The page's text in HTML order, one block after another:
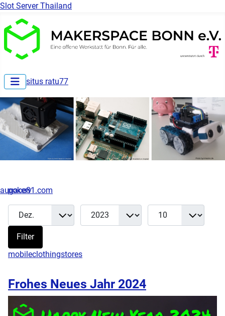
Slot Server Thailand
situs ratu77
augace81.com
Filter
Monat Jahr Anzeige #
Filter
mobileclothingstores
Frohes Neues Jahr 2024
pokerv